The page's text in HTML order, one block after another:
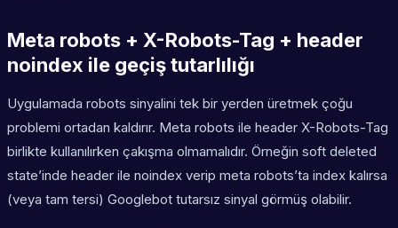
Meta robots + X-Robots-Tag + header
noindex ile geçiş tutarlılığı
Uygulamada robots sinyalini tek bir yerden üretmek çoğu
problemi ortadan kaldırır. Meta robots ile header X-Robots-Tag
birlikte kullanılırken çakışma olmamalıdır. Örneğin soft deleted
state’inde header ile noindex verip meta robots’ta index kalırsa
(veya tam tersi) Googlebot tutarsız sinyal görmüş olabilir.